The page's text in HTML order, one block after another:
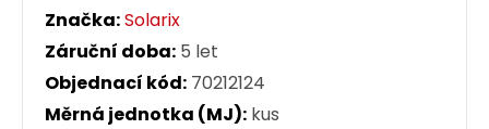
Značka:Solarix
Záruční doba: 5 let
Objednací kód: 70212124
Měrná jednotka (MJ): kus